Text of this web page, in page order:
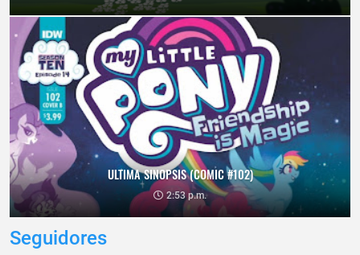
ULTIMA SINOPSIS (COMIC #102)
2:53 p.m.
Seguidores